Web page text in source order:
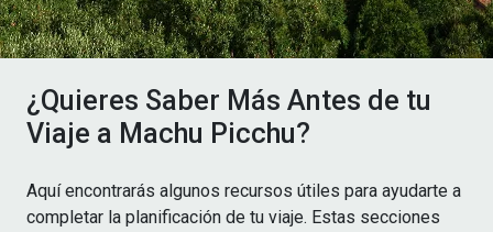
¿Quieres Saber Más Antes de tu
Viaje a Machu Picchu?
Aquí encontrarás algunos recursos útiles para ayudarte a
completar la planificación de tu viaje. Estas secciones